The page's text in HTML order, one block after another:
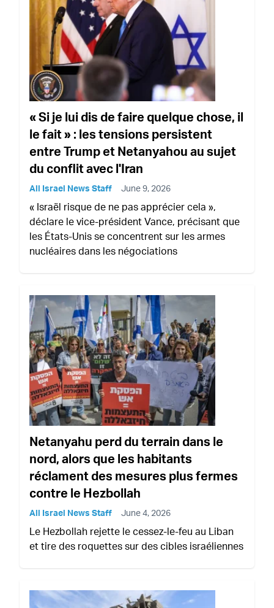
« Si je lui dis de faire quelque chose, il
le fait » : les tensions persistent
entre Trump et Netanyahou au sujet
du conflit avec l'Iran
All Israel News Staff June 9, 2026
« Israël risque de ne pas apprécier cela »,
déclare le vice-président Vance, précisant que
les États-Unis se concentrent sur les armes
nucléaires dans les négociations
Netanyahu perd du terrain dans le
nord, alors que les habitants
réclament des mesures plus fermes
contre le Hezbollah
All Israel News Staff June 4, 2026
Le Hezbollah rejette le cessez-le-feu au Liban
et tire des roquettes sur des cibles israéliennes